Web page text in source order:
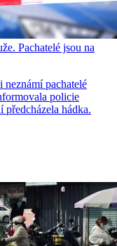
Pachatelé jsou na
pachatelé
policie
předcházela hádka.